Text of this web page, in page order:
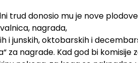
trud donosio mu je nove
nagrada,
i junskih, oktobarskih i
za nagrade. Kad god bi